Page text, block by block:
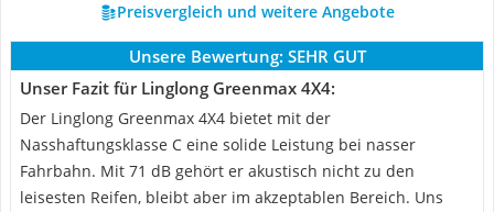
Preisvergleich und weitere Angebote
Unsere Bewertung: SEHR GUT
Unser Fazit für Linglong Greenmax 4X4:
Der Linglong Greenmax 4X4 bietet mit der
Nasshaftungsklasse C eine solide Leistung bei nasser
Fahrbahn. Mit 71 dB gehört er akustisch nicht zu den
leisesten Reifen, bleibt aber im akzeptablen Bereich. Uns